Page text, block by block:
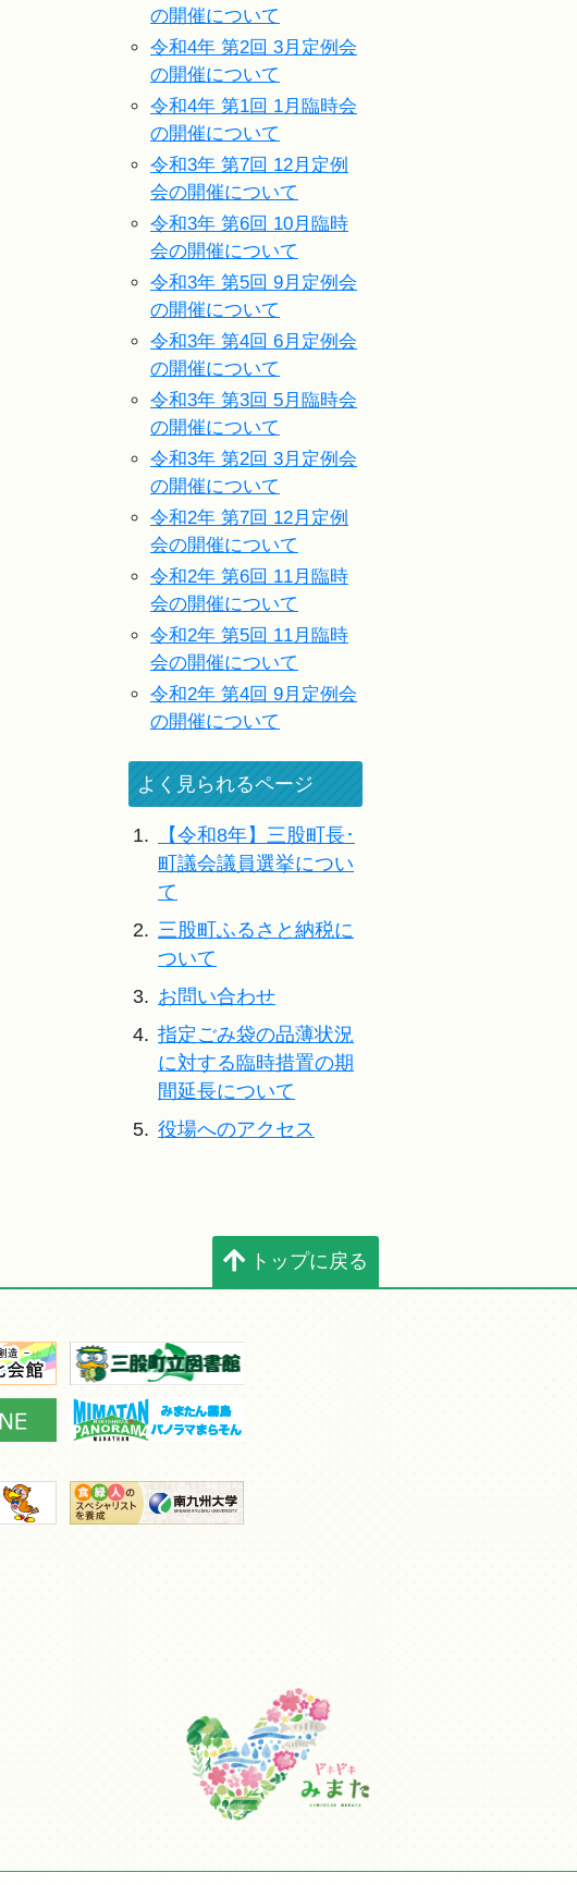
の開催について
令和4年 第2回 3月定例会
の開催について
令和4年 第1回 1月臨時会
の開催について
令和3年 第7回 12月定例
会の開催について
令和3年 第6回 10月臨時
会の開催について
令和3年 第5回 9月定例会
の開催について
令和3年 第4回 6月定例会
の開催について
令和3年 第3回 5月臨時会
の開催について
令和3年 第2回 3月定例会
の開催について
令和2年 第7回 12月定例
会の開催について
令和2年 第6回 11月臨時
会の開催について
令和2年 第5回 11月臨時
会の開催について
令和2年 第4回 9月定例会
の開催について
よく見られるページ
1.
【令和8年】三股町長･
町議会議員選挙につい
て
2. 三股町ふるさと納税に
ついて
3. お問い合わせ
4. 指定ごみ袋の品薄状況
に対する臨時措置の期
間延長について
5. 役場へのアクセス
トップに戻る